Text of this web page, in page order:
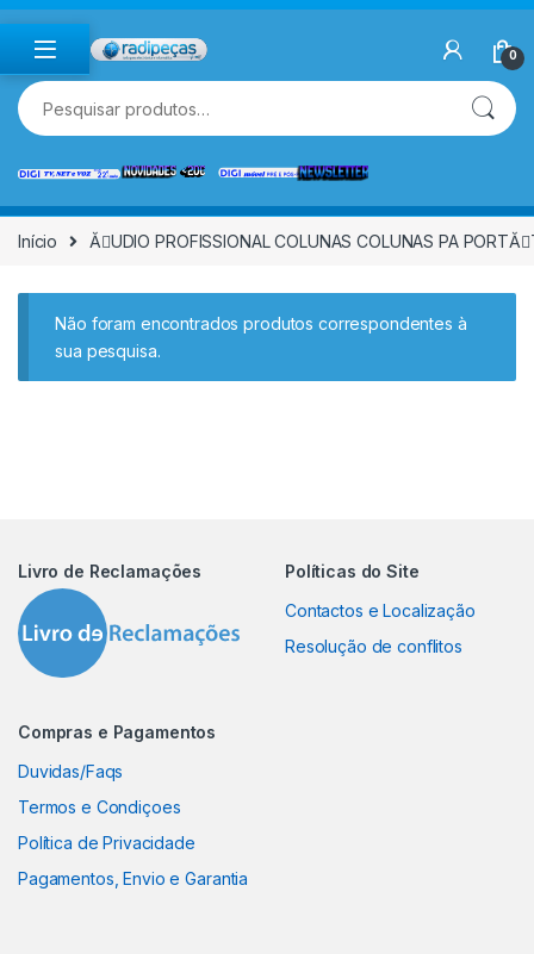
Skip to navigation
Skip to content
0
Pesquisar por:
Início ĂUDIO PROFISSIONAL COLUNAS COLUNAS PA
Não foram encontrados produtos correspondentes à
sua pesquisa.
Livro de Reclamações
Políticas do Site
Contactos e Localização
Resolução de conflitos
Compras e Pagamentos
Duvidas/Faqs
Termos e Condiçoes
Política de Privacidade
Pagamentos, Envio e Garantia